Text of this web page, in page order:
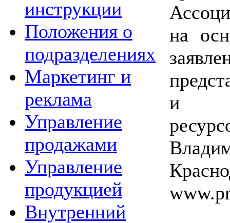
инструкции
Положения о
подразделениях
Маркетинг и
реклама
Управление
продажами
Управление
продукцией
Внутренний
на
и